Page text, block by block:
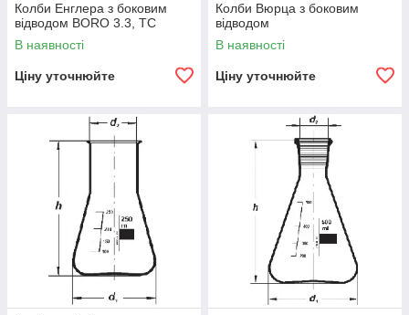
Колби Енглера з боковим
відводом BORO 3.3, TC
В наявності
Ціну уточнюйте
Колби Вюрца з боковим
відводом
В наявності
Ціну уточнюйте